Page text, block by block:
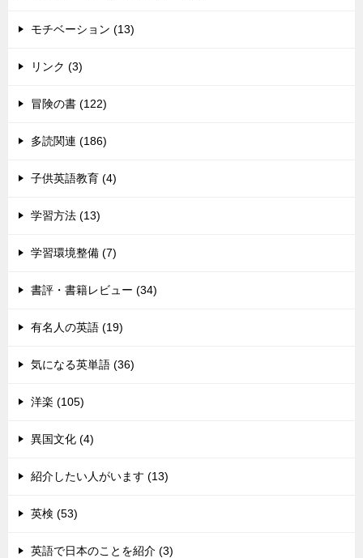
モチベーション (13)
リンク (3)
冒険の書 (122)
多読関連 (186)
子供英語教育 (4)
学習方法 (13)
学習環境整備 (7)
書評・書籍レビュー (34)
有名人の英語 (19)
気になる英単語 (36)
洋楽 (105)
異国文化 (4)
紹介したい人がいます (13)
英検 (53)
英語で日本のことを紹介 (3)